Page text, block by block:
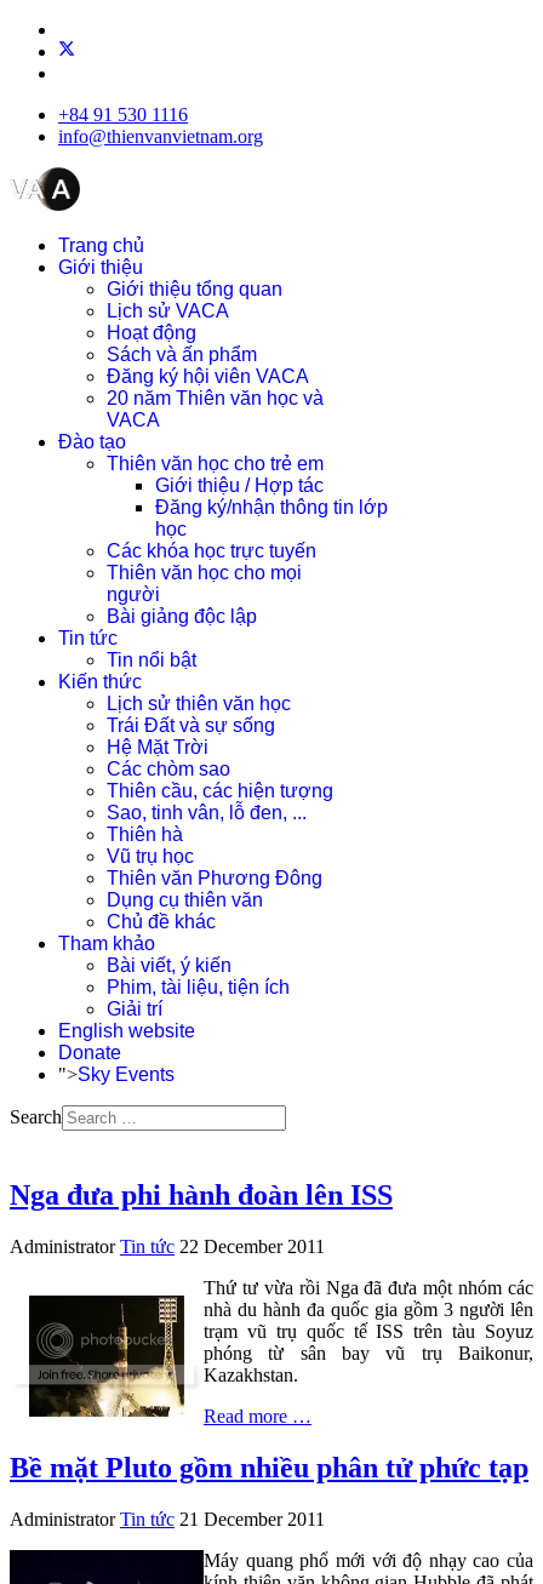
+84 91 530 1116
info@thienvanvietnam.org
Trang chủ
Giới thiệu
Giới thiệu tổng quan
Lịch sử VACA
Hoạt động
Sách và ấn phẩm
Đăng ký hội viên VACA
20 năm Thiên văn học và
VACA
Đào tạo
Thiên văn học cho trẻ em
Giới thiệu / Hợp tác
Đăng ký/nhận thông tin lớp
học
Các khóa học trực tuyến
Thiên văn học cho mọi
người
Bài giảng độc lập
Tin tức
Tin nổi bật
Kiến thức
Lịch sử thiên văn học
Trái Đất và sự sống
Hệ Mặt Trời
Các chòm sao
Thiên cầu, các hiện tượng
Sao, tinh vân, lỗ đen, ...
Thiên hà
Vũ trụ học
Thiên văn Phương Đông
Dụng cụ thiên văn
Chủ đề khác
Tham khảo
Bài viết, ý kiến
Phim, tài liệu, tiện ích
Giải trí
English website
Donate
">Sky Events
Search
Nga đưa phi hành đoàn lên ISS
Administrator Tin tức 22 December 2011
Thứ tư vừa rồi Nga đã đưa một nhóm các
nhà du hành đa quốc gia gồm 3 người lên
trạm vũ trụ quốc tế ISS trên tàu Soyuz
phóng từ sân bay vũ trụ Baikonur,
Kazakhstan.
Read more …
Bề mặt Pluto gồm nhiều phân tử phức tạp
Administrator Tin tức 21 December 2011
Máy quang phổ mới với độ nhạy cao của